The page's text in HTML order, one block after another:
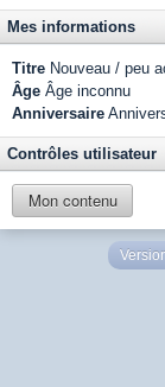
Mes informations
Titre Nouveau / peu
Âge Âge inconnu
Anniversaire
Contrôles utilisateur
Mon contenu